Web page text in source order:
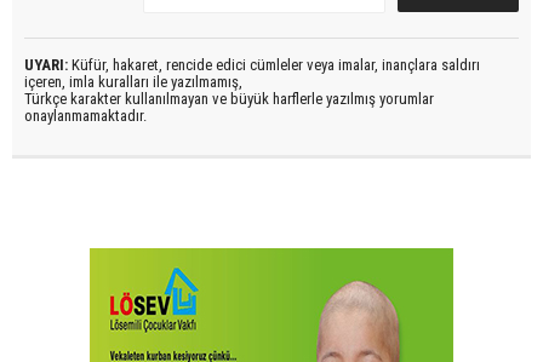
UYARI: Küfür, hakaret, rencide edici cümleler veya imalar, inançlara saldırı
içeren, imla kuralları ile yazılmamış,
Türkçe karakter kullanılmayan ve büyük harflerle yazılmış yorumlar
onaylanmamaktadır.